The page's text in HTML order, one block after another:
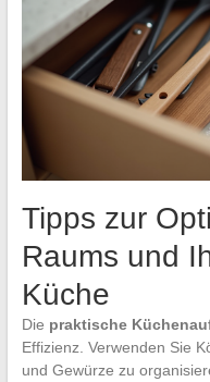
Tipps zur
Raums und
Küche
Die praktische
Effizienz. Verwenden Sie
und Gewürze zu